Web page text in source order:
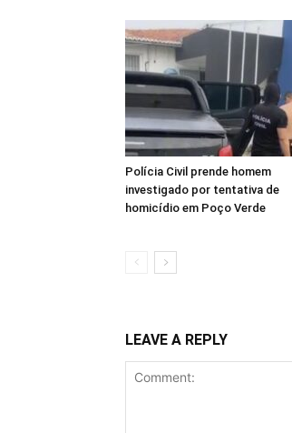
Polícia Civil prende homem
investigado por tentativa de
homicídio em Poço Verde
LEAVE A REPLY